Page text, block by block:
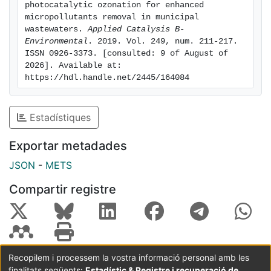
higher than double for all wastewaters, compared with
single ozonation (between 105% and 127% increase).
These values represent a saving of almost half of the
overall ozone needs (42%) for the same ozone
recalcitrant micropollutant depletion, although it would
require the adoption of higher ozone doses than the
currently employed for ozonation in wastewater
treatment plants.
photocatalytic ozonation for enhanced
micropollutants removal in municipal
wastewaters. Applied Catalysis B-
Environmental . 2019. Vol. 249, num. 211-217.
ISSN 0926-3373. [consulted: 9 of August of
2026]. Available at:
https://hdl.handle.net/2445/164084
Estadístiques
Exportar metadades
JSON - METS
Compartir registre
Coordinació:CRAI UB Avís legal Metadades
Recopilem i processem la vostra informació personal amb les